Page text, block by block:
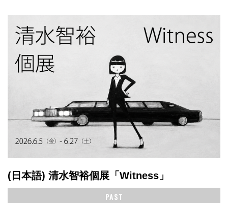
(日本語) 清水智裕個展「Witness」
PAST